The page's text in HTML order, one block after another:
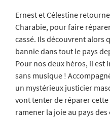
Ernest et Célestine
Charabie, pour faire
cassé. Ils découvrent alors
bannie dans tout le pays
Pour nos deux héros, il est
sans musique !
un mystérieux justicier
vont tenter de réparer
ramener la joie au pays des